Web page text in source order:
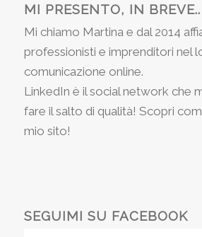
MI PRESENTO, IN BREVE..
Mi chiamo Martina e dal 2014
professionisti e imprenditori nel
comunicazione online.
LinkedIn è il social network che
fare il salto di qualità! Scopri
mio sito!
SEGUIMI SU FACEBOOK